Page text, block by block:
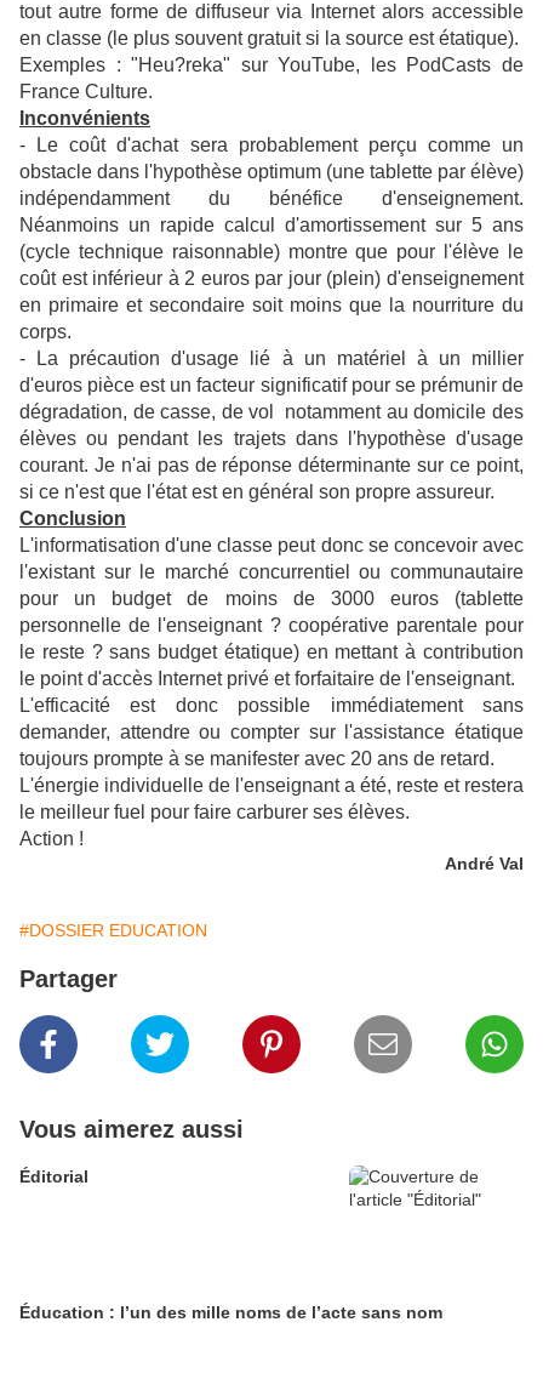
tout autre forme de diffuseur via Internet alors accessible
en classe (le plus souvent gratuit si la source est étatique).
Exemples : "Heu?reka" sur YouTube, les PodCasts de
France Culture.
Inconvénients
- Le coût d'achat sera probablement perçu comme un
obstacle dans l'hypothèse optimum (une tablette par élève)
indépendamment du bénéfice d'enseignement.
Néanmoins un rapide calcul d'amortissement sur 5 ans
(cycle technique raisonnable) montre que pour l'élève le
coût est inférieur à 2 euros par jour (plein) d'enseignement
en primaire et secondaire soit moins que la nourriture du
corps.
- La précaution d'usage lié à un matériel à un millier
d'euros pièce est un facteur significatif pour se prémunir de
dégradation, de casse, de vol notamment au domicile des
élèves ou pendant les trajets dans l'hypothèse d'usage
courant. Je n'ai pas de réponse déterminante sur ce point,
si ce n'est que l'état est en général son propre assureur.
Conclusion
L'informatisation d'une classe peut donc se concevoir avec
l'existant sur le marché concurrentiel ou communautaire
pour un budget de moins de 3000 euros (tablette
personnelle de l'enseignant ? coopérative parentale pour
le reste ? sans budget étatique) en mettant à contribution
le point d'accès Internet privé et forfaitaire de l'enseignant.
L'efficacité est donc possible immédiatement sans
demander, attendre ou compter sur l'assistance étatique
toujours prompte à se manifester avec 20 ans de retard.
L'énergie individuelle de l'enseignant a été, reste et restera
le meilleur fuel pour faire carburer ses élèves.
Action !
André Val
#DOSSIER EDUCATION
Partager
Vous aimerez aussi
Éditorial
Éducation : l’un des mille noms de l’acte sans nom